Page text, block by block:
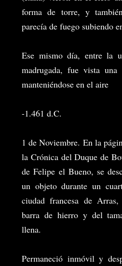
forma de torre, y
parecía de fuego subiendo
Ese mismo día, entre la
madrugada, fue vista
manteniéndose en el aire
-1.461 d.C.
1 de Noviembre. En la
la Crónica del Duque de
de Felipe el Bueno, se
un objeto durante un
ciudad francesa de
barra de hierro y del
llena.
Permaneció inmóvil y